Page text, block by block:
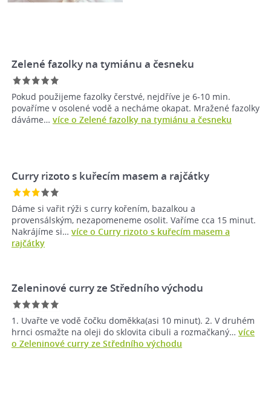
Zelené fazolky na tymiánu a česneku
Pokud použijeme fazolky čerstvé, nejdříve je 6-10 min.
povaříme v osolené vodě a necháme okapat. Mražené fazolky
dáváme… více o Zelené fazolky na tymiánu a česneku
Curry rizoto s kuřecím masem a rajčátky
Dáme si vařit rýži s curry kořením, bazalkou a
provensálským, nezapomeneme osolit. Vaříme cca 15 minut.
Nakrájíme si… více o Curry rizoto s kuřecím masem a
rajčátky
Zeleninové curry ze Středního východu
1. Uvařte ve vodě čočku doměkka(asi 10 minut). 2. V druhém
hrnci osmažte na oleji do sklovita cibuli a rozmačkaný… více
o Zeleninové curry ze Středního východu